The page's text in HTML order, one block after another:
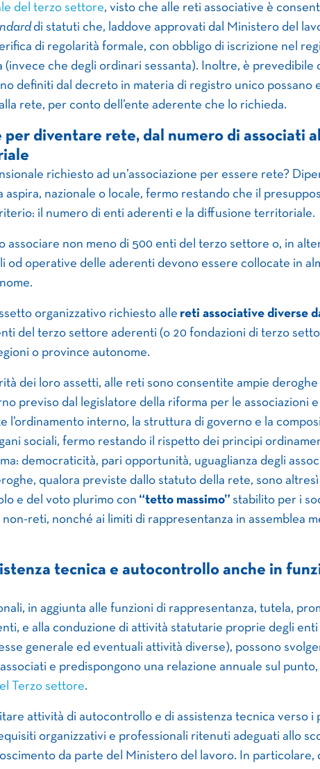
del terzo settore, visto che alle reti associative è
di statuti che, laddove approvati dal Ministero del
di regolarità formale, con obbligo di iscrizione nel
(invece che degli ordinari sessanta). Inoltre, è prevedibile
definiti dal decreto in materia di registro unico possano
rete, per conto dell’ente aderente che lo richieda.
diventare rete, dal numero di associati
richiesto ad un’associazione per essere rete?
aspira, nazionale o locale, fermo restando che il
il numero di enti aderenti e la diffusione territoriale.
associare non meno di 500 enti del terzo settore o, in
od operative delle aderenti devono essere collocate in
organizzativo richiesto alle reti associative diverse
del terzo settore aderenti (o 20 fondazioni di terzo
o province autonome.
dei loro assetti, alle reti sono consentite ampie
previso dal legislatore della riforma per le associazioni
l’ordinamento interno, la struttura di governo e la
sociali, fermo restando il rispetto dei principi
democraticità, pari opportunità, uguaglianza degli
qualora previste dallo statuto della rete, sono
e del voto plurimo con “tetto massimo” stabilito per i
reti, nonché ai limiti di rappresentanza in assemblea
tecnica e autocontrollo anche in
in aggiunta alle funzioni di rappresentanza, tutela,
e alla conduzione di attività statutarie proprie degli
generale ed eventuali attività diverse), possono
e predispongono una relazione annuale sul
Terzo settore.
attività di autocontrollo e di assistenza tecnica verso i
organizzativi e professionali ritenuti adeguati allo
da parte del Ministero del lavoro. In particolare,